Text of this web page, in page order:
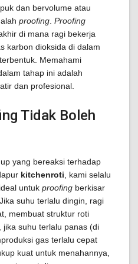
dan bervolume atau
proofing Proofing
di mana ragi bekerja
karbon dioksida di dalam
Memahami
tahap ini adalah
dan profesional.
Tidak Boleh
yang bereaksi terhadap
kitchenroti , kami selalu
untuk proofing berkisar
suhu terlalu dingin, ragi
membuat struktur roti
jika suhu terlalu panas (di
gas terlalu cepat
kuat untuk menahannya,